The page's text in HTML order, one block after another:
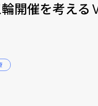
開催を考える